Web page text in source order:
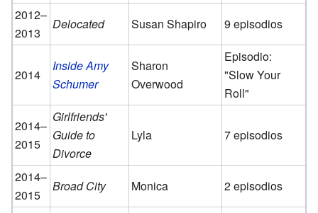
2012–
2013
Delocated Susan Shapiro 9 episodios
2014
Inside Amy
Schumer
Sharon
Overwood
Episodio:
"Slow Your
Roll"
2014–
2015
Girlfriends'
Guide to
Divorce
Lyla 7 episodios
2014–
2015
Broad City Monica 2 episodios